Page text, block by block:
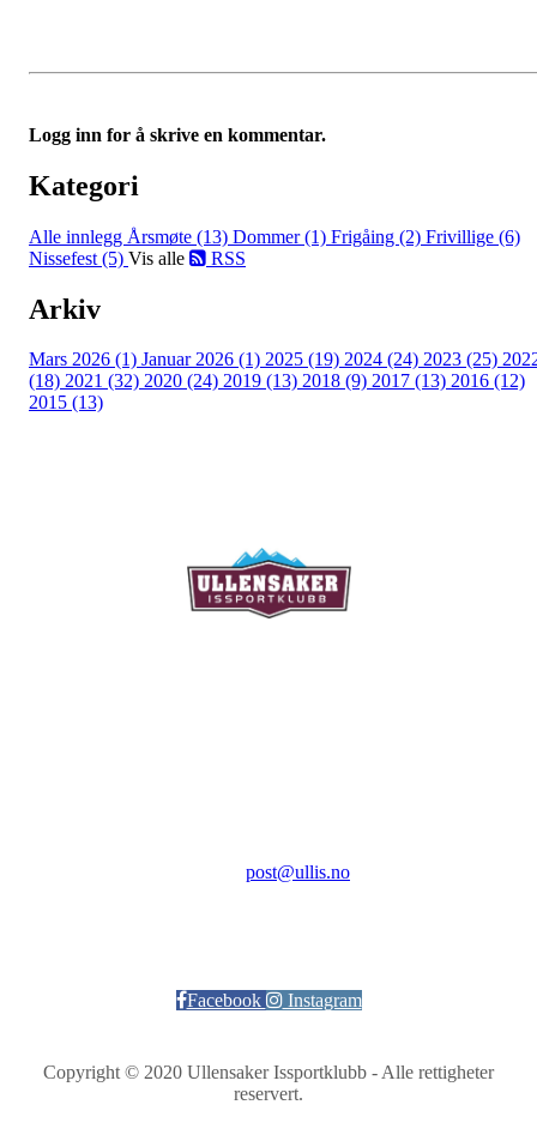
Logg inn for å skrive en kommentar.
Kategori
Alle innlegg Årsmøte (13) Dommer (1) Frigåing (2) Frivillige (6)
Nissefest (5) Vis alle RSS
Arkiv
Mars 2026 (1) Januar 2026 (1) 2025 (19) 2024 (24) 2023 (25)
(18) 2021 (32) 2020 (24) 2019 (13) 2018 (9) 2017 (13) 2016 (12)
2015 (13)
post@ullis.no
Facebook Instagram
Copyright © 2020 Ullensaker Issportklubb - Alle rettigheter
reservert.